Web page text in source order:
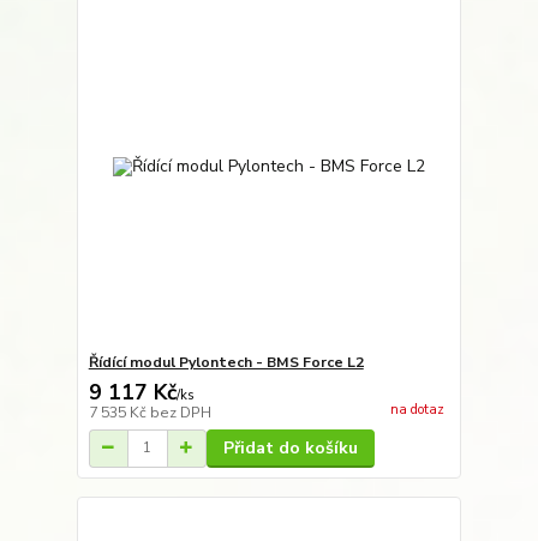
Řídící modul Pylontech - BMS Force L2
9 117 Kč/ks
7 535 Kč bez DPH na dotaz
Přidat do košíku